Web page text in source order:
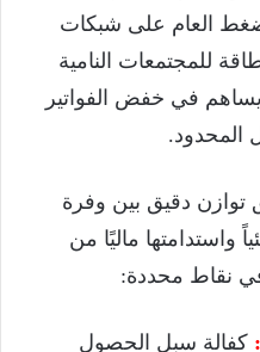
العام على شبكات
للمجتمعات النامية
في خفض الفواتير
المحدود.
دقيق بين وفرة
واستدامتها ماليًا من
نقاط محددة:
كفالة سبل الحصول